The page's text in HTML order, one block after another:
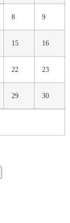
8 9
15 16
22 23
29 30